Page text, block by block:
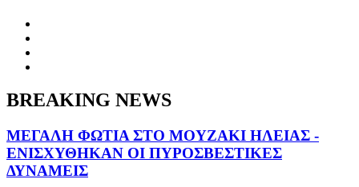
BREAKING NEWS
ΜΕΓΑΛΗ ΦΩΤΙΑ ΣΤΟ ΜΟΥΖΑΚΙ ΗΛΕΙΑΣ -
ΕΝΙΣΧΥΘΗΚΑΝ ΟΙ ΠΥΡΟΣΒΕΣΤΙΚΕΣ
ΔΥΝΑΜΕΙΣ